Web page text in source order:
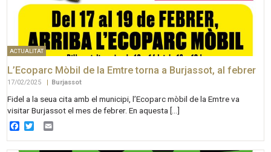
ACTUALITAT
L’Ecoparc Mòbil de la Emtre torna a Burjassot, al febrer
17/02/2025 Burjassot
Fidel a la seua cita amb el municipi, l’Ecoparc mòbil de la Emtre va
visitar Burjassot el mes de febrer. En aquesta […]
Facebook
Twitter